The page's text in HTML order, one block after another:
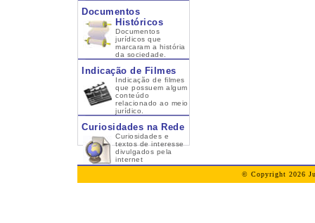
Documentos
Históricos
Documentos
jurídicos que
marcaram a história
da sociedade.
Indicação de Filmes
Indicação de filmes
que possuem algum
conteúdo
relacionado ao meio
jurídico.
Curiosidades na Rede
Curiosidades e
textos de interesse
divulgados pela
internet
© Copyright 2026